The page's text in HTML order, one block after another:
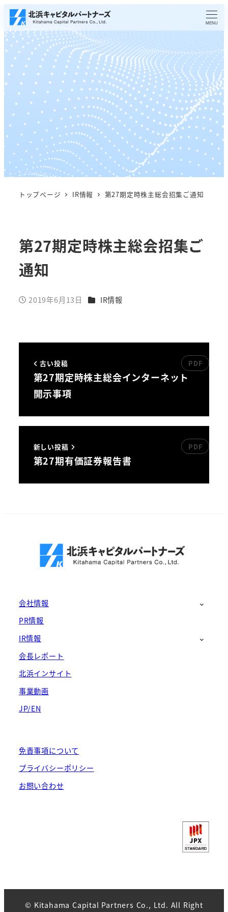
メ
イ
ン
コ
ン
テ
ン
へ
移
MENU
トップページ IR情報 第27期定時株主総会招集ご通知
第27期定時株主総会招集ご
通知
投稿日
2019年6月13日 カテゴリー
IR情報
古い投稿
第27期定時株主総会インターネット
開示事項
新しい投稿
第27期有価証券報告書
会社情報
PR情報
IR情報
会長レポート
北浜インサイト
事業動画
JP/EN
免責事項について
プライバシーポリシー
お問い合わせ
© Kitahama Capital Partners Co., Ltd. All Right